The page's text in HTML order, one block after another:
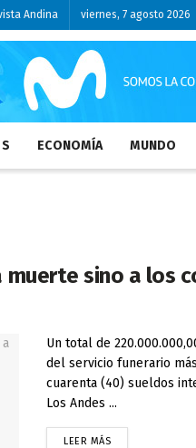
Andina viernes, 7 agosto 2026
ECONOMÍA MUNDO
muerte sino a los
Un total de
del servicio funerario
cuarenta (40) sueldos
Los Andes ...
LEER MÁS